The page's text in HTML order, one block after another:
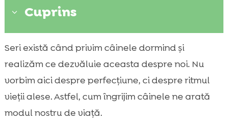
3 Cuprins
 De ce felul în care ne îngrijim câinele spune
ceva despre noi

deținere responsabilă de animale: ce
înseamnă în viața de zi cu zi
Hrana pe care o alegem reflectă grija
pentru sănătate și prevenție
Seri există când privim câinele dormind și
realizăm ce dezvăluie aceasta despre noi. Nu
vorbim aici despre perfecțiune, ci despre ritmul
vieții alese. Astfel, cum îngrijim câinele ne arată
modul nostru de viață.